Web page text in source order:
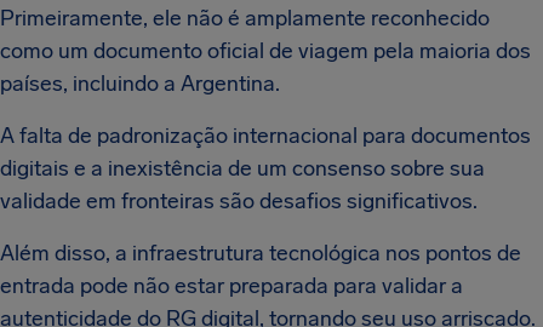
Primeiramente, ele não é amplamente reconhecido
como um documento oficial de viagem pela maioria dos
países, incluindo a Argentina.
A falta de padronização internacional para documentos
digitais e a inexistência de um consenso sobre sua
validade em fronteiras são desafios significativos.
Além disso, a infraestrutura tecnológica nos pontos de
entrada pode não estar preparada para validar a
autenticidade do RG digital, tornando seu uso arriscado.